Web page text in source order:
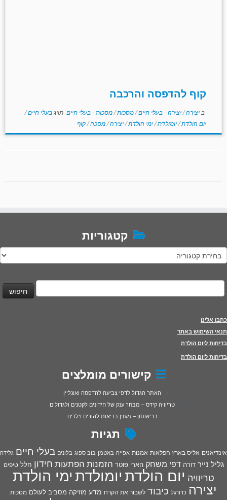
קוף להדפסה והרכבה
ב יצירה/יצירה - בעלי חיים/מסכות/מסכות - בעלי חיים תויגבעלי חיים/
יום הולדת/יומולדת/ימי הולדת/יצירה/מסכה/קוף
קטגוריות
קטגוריות
חיפוש:
כתבו אלינו
תנאי השימוש באתר
בדיחות ליום הולדת
בדיחות ליום הולדת
קישורים מומלצים
האתר הגדול לדפי צביעה להדפסה ואונליין
טריוויה קידס – מבחר ענק של חידונים לקטנים ולגדולים
בריאותון – מגזין בריאות להורים וילדים
תגיות
אינדיאנים אליס בארץ הפלאות אמנות אפייה באטמן בוב ספוג בלונים בעלי חיים גלידה
גליל נייר דורה דפי משחק הארי פוטר הזמנות הפתעות חידון חלל טיפים
טריוויה יום הולדתיומולדתימי הולדת
יצירה כדורגל כיבוד לשבור את הקרח מדע מוזיקה מסביב לעולם מסכות